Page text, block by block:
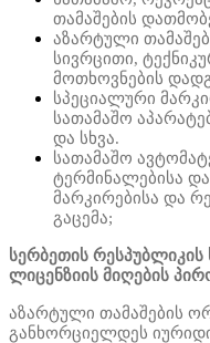
თამაშების
აზარტული
სივრცითი,
მოთხოვნების
სპეციალური
სათამაშო
და სხვა.
სათამაშო
ტერმინალებისა
მარკირებისა და
გაცემა;
სერბეთის რესპუბლიკის
ლიცენზიის მიღების
აზარტული თამაშების
განხორციელდეს